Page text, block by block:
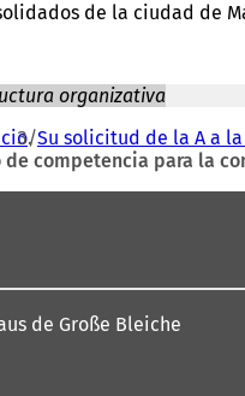
de la ciudad de
organizativa
Su solicitud de la A a la
competencia para la
de Große Bleiche